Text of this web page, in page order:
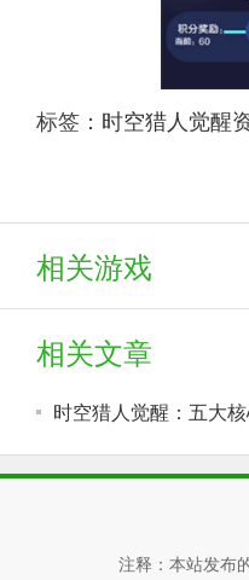
标签： 时空猎人觉醒
相关游戏
相关文章
时空猎人觉醒：五大
注释：本站发布